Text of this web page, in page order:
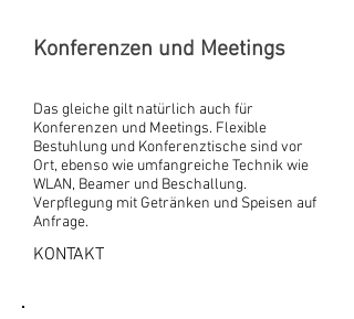
Konferenzen und Meetings
Das gleiche gilt natürlich auch für
Konferenzen und Meetings. Flexible
Bestuhlung und Konferenztische sind vor
Ort, ebenso wie umfangreiche Technik wie
WLAN, Beamer und Beschallung.
Verpflegung mit Getränken und Speisen auf
Anfrage.
KONTAKT